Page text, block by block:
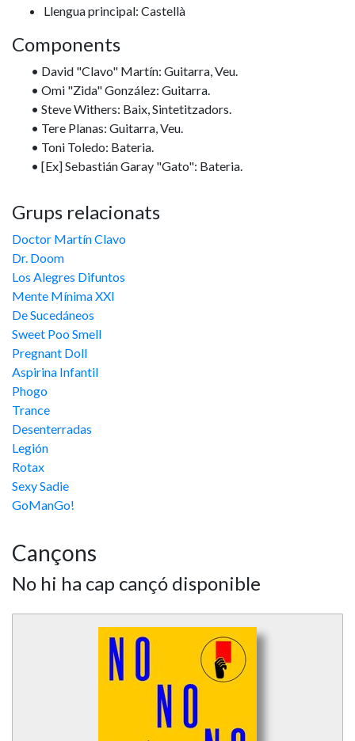
Llengua principal: Castellà
Components
• David "Clavo" Martín: Guitarra, Veu.
• Omi "Zida" González: Guitarra.
• Steve Withers: Baix, Sintetitzadors.
• Tere Planas: Guitarra, Veu.
• Toni Toledo: Bateria.
• [Ex] Sebastián Garay "Gato": Bateria.
Grups relacionats
Doctor Martín Clavo
Dr. Doom
Los Alegres Difuntos
Mente Mínima XXI
De Sucedáneos
Sweet Poo Smell
Pregnant Doll
Aspirina Infantil
Phogo
Trance
Desenterradas
Legión
Rotax
Sexy Sadie
GoManGo!
Cançons
No hi ha cap cançó disponible